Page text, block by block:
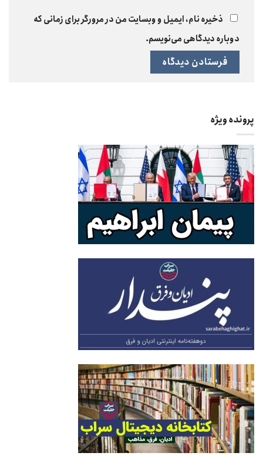
ذخیره نام، ایمیل و وبسایت من در مرورگر برای زمانی که
دوباره دیدگاهی می‌نویسم.
پرونده ویژه